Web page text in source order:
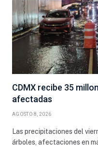
CDMX recibe 35
afectadas
AGOSTO 8, 2026
Las precipitaciones del
árboles, afectaciones en